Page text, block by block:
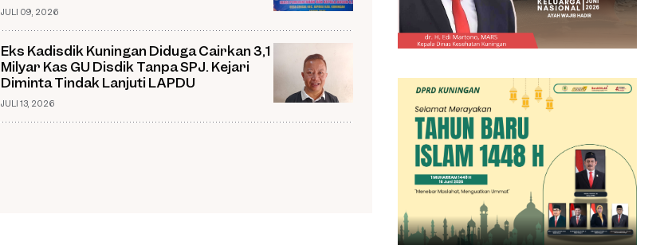
JULI 09, 2026
Eks Kadisdik Kuningan Diduga Cairkan 3,1
Milyar Kas GU Disdik Tanpa SPJ. Kejari
Diminta Tindak Lanjuti LAPDU
JULI 13, 2026